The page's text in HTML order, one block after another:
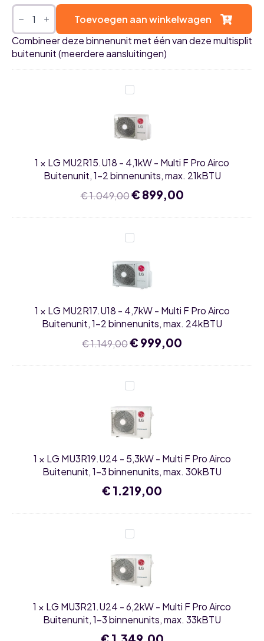
LG
DualCool
airco
multisplit
pakket:
2,5kW
Toevoegen aan winkelwagen
Combineer deze binnenunit met één van deze multisplit
buitenunit (meerdere aansluitingen)
LG
MU2R15.U18
4,1kW
-
Multi
Airco
Buitenunit,
1-
2
binnenunits,
21kBTU
1 × LG MU2R15.U18 - 4,1kW - Multi F Pro Airco
Buitenunit, 1-2 binnenunits, max. 21kBTU
€1.049,00Oorspronkelijke
was:
€ 1.049,00.
€ 899,00Huidige
is:
LG
MU2R17.U18
4,7kW
-
Multi
Airco
Buitenunit,
1-
2
binnenunits,
24kBTU
1 × LG MU2R17.U18 - 4,7kW - Multi F Pro Airco
Buitenunit, 1-2 binnenunits, max. 24kBTU
€1.149,00Oorspronkelijke
was:
€ 1.149,00.
€ 999,00
is:
LG
MU3R19.U24
-
5,3kW
-
Multi
Airco
Buitenunit,
1-
3
binnenunits,
30kBTU
1 × LG MU3R19.U24 - 5,3kW - Multi F Pro Airco
Buitenunit, 1-3 binnenunits, max. 30kBTU
€ 1.219,00
LG
MU3R21.U24
-
6,2kW
-
Multi
Airco
Buitenunit,
1-
3
1 × LG MU3R21.U24 - 6,2kW - Multi F Pro Airco
Buitenunit, 1-3 binnenunits, max. 33kBTU